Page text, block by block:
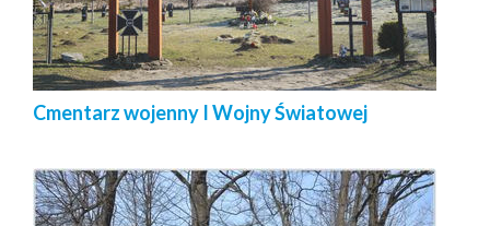
Cmentarz wojenny I Wojny Światowej